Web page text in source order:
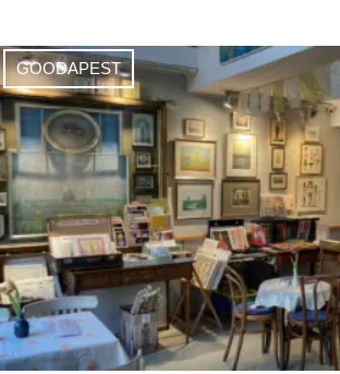
GOODAPEST